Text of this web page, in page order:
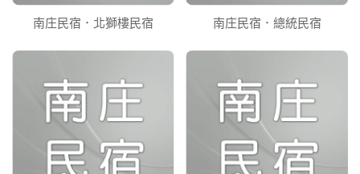
南庄民宿．北獅樓民宿 南庄民宿．總統民宿